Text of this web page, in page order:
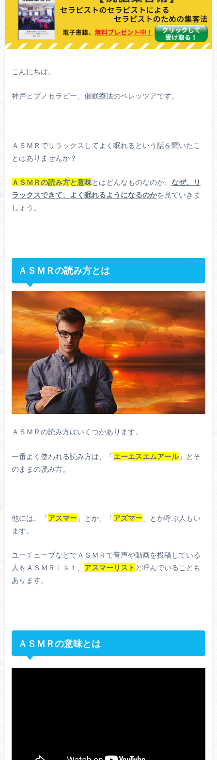
こんにちは。
神戸ヒプノセラピー、催眠療法のベレッツアです。
ＡＳＭＲでリラックスしてよく眠れるという話を聞いたこ
とはありませんか？
ＡＳＭＲの読み方と意味とはどんなものなのか、 なぜ、リ
ラックスできて、よく眠れるようになるのかを見ていきま
しょう。
ＡＳＭＲの読み方とは
ＡＳＭＲの読み方はいくつかあります。
一番よく使われる読み方は、「エーエスエムアール」とそ
のままの読み方。
他には、「アスマー」とか、「アズマー」とか呼ぶ人もい
ます。
ユーチューブなどでＡＳＭＲで音声や動画を投稿している
人をＡＳＭＲｉｓｔ、 アスマーリスト と呼んでいることも
あります。
ＡＳＭＲの意味とは